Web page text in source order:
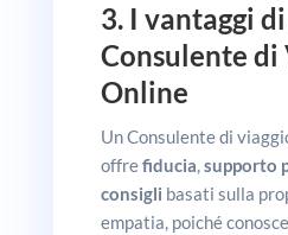
3. I vantaggi
Consulente di
Online
Un Consulente di
offrefiducia,supporto
consigli basati sulla
empatia, poiché